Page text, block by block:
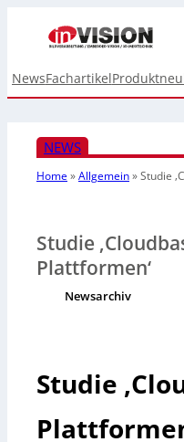
NewsFachartikel
NEWS
Home»Allgemein»Studie
Studie
Plattformen‘
Newsarchiv
Studie